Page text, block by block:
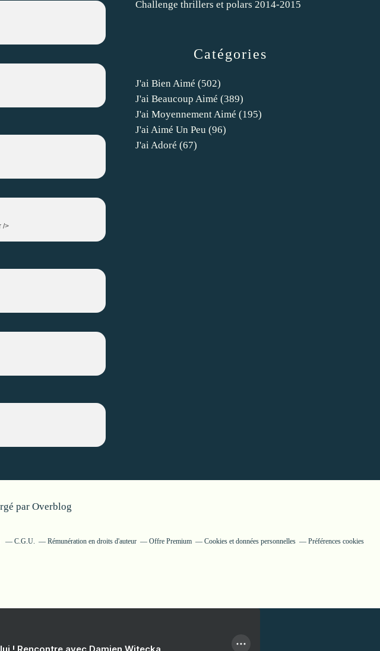
/>
Catégories
J'ai Bien Aimé (502)
J'ai Beaucoup Aimé (389)
J'ai Moyennement Aimé (195)
J'ai Aimé Un Peu (96)
J'ai Adoré (67)
Challenge thrillers et polars 2014-2015
par Overblog
C.G.U. Rémunération en droits d'auteur Offre Premium Cookies et données personnelles Préférences cookies